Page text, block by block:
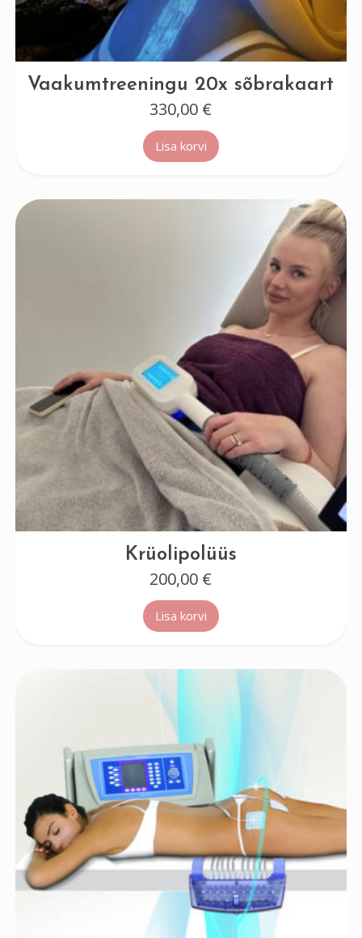
Vaakumtreeningu 20x sõbrakaart
330,00 €
Lisa korvi
Krüolipolüüs
200,00 €
Lisa korvi